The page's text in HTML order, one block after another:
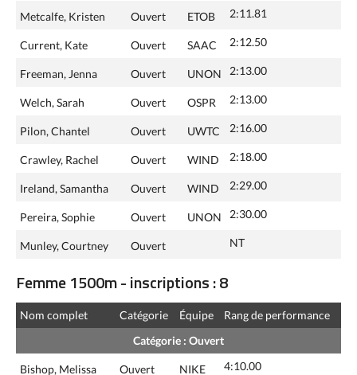
Metcalfe, Kristen Ouvert ETOB 2:11.81
Current, Kate Ouvert SAAC 2:12.50
Freeman, Jenna Ouvert UNON 2:13.00
Welch, Sarah Ouvert OSPR 2:13.00
Pilon, Chantel Ouvert UWTC 2:16.00
Crawley, Rachel Ouvert WIND 2:18.00
Ireland, Samantha Ouvert WIND 2:29.00
Pereira, Sophie Ouvert UNON 2:30.00
Munley, Courtney Ouvert NT
Femme 1500m - inscriptions : 8
Nom complet Catégorie Équipe
Rang de performance
Catégorie : Ouvert
Bishop, Melissa Ouvert NIKE 4:10.00